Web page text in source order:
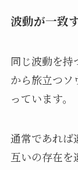
波動が一致
同じ波動を持
から旅立つソ
っています。
通常であれば
互いの存在を